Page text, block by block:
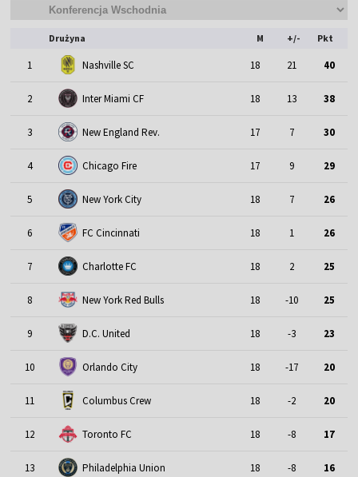
Drużyna M +/- Pkt
1 Nashville SC 18 21 40
2 Inter Miami CF 18 13 38
3 New England Rev. 17 7 30
4 Chicago Fire 17 9 29
5 New York City 18 7 26
6 FC Cincinnati 18 1 26
7 Charlotte FC 18 2 25
8 New York Red Bulls 18 -10 25
9 D.C. United 18 -3 23
10 Orlando City 18 -17 20
11 Columbus Crew 18 -2 20
12 Toronto FC 18 -8 17
13 Philadelphia Union 18 -8 16